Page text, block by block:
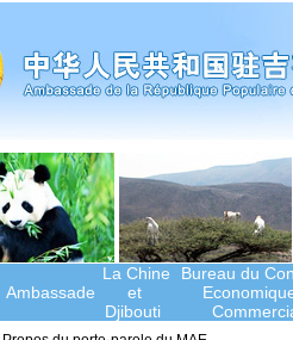
Ambassade
La Chine
et
Djibouti
Bureau du